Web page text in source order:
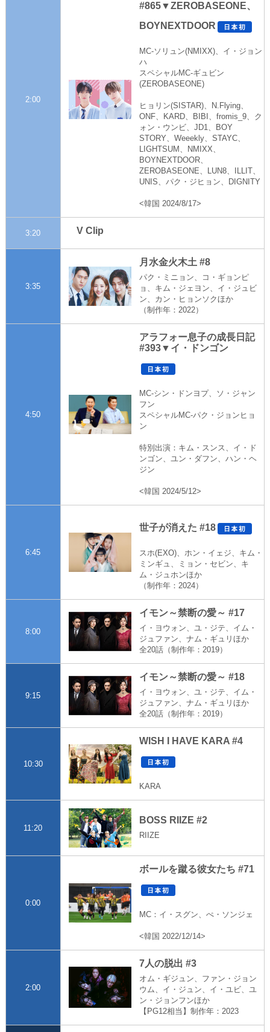
2:00
#865▼ZEROBASEONE、
BOYNEXTDOOR
MC-ソリュン(NMIXX)、イ・ジョン
ハ
スペシャルMC-ギュビン
(ZEROBASEONE)
ヒョリン(SISTAR)、N.Flying、
ONF、KARD、BIBI、fromis_9、ク
ォン・ウンビ、JD1、BOY
STORY、Weeekly、STAYC、
LIGHTSUM、NMIXX、
BOYNEXTDOOR、
ZEROBASEONE、LUN8、ILLIT、
UNIS、パク・ジヒョン、DIGNITY
<韓国 2024/8/17>
3:20 V Clip
3:35
月水金火木土 #8
パク・ミニョン、コ・ギョンピ
ョ、キム・ジェヨン、イ・ジュビ
ン、カン・ヒョンソクほか
（制作年：2022）
4:50
アラフォー息子の成長日記
#393▼イ・ドンゴン
MC-シン・ドンヨプ、ソ・ジャン
フン
スペシャルMC-パク・ジョンヒョ
ン
特別出演：キム・スンス、イ・ド
ンゴン、ユン・ダフン、ハン・ヘ
ジン
<韓国 2024/5/12>
6:45
世子が消えた #18
スホ(EXO)、ホン・イェジ、キム・
ミンギュ、ミョン・セビン、キ
ム・ジュホンほか
（制作年：2024）
8:00
イモン～禁断の愛～ #17
イ・ヨウォン、ユ・ジテ、イム・
ジュファン、ナム・ギュリほか
全20話（制作年：2019）
9:15
イモン～禁断の愛～ #18
イ・ヨウォン、ユ・ジテ、イム・
ジュファン、ナム・ギュリほか
全20話（制作年：2019）
10:30
WISH I HAVE KARA #4
KARA
11:20
BOSS RIIZE #2
RIIZE
0:00
ボールを蹴る彼女たち #71
MC：イ・スグン、ぺ・ソンジェ
<韓国 2022/12/14>
2:00
7人の脱出 #3
オム・ギジュン、ファン・ジョン
ウム、イ・ジュン、イ・ユビ、ユ
ン・ジョンフンほか
【PG12相当】制作年：2023